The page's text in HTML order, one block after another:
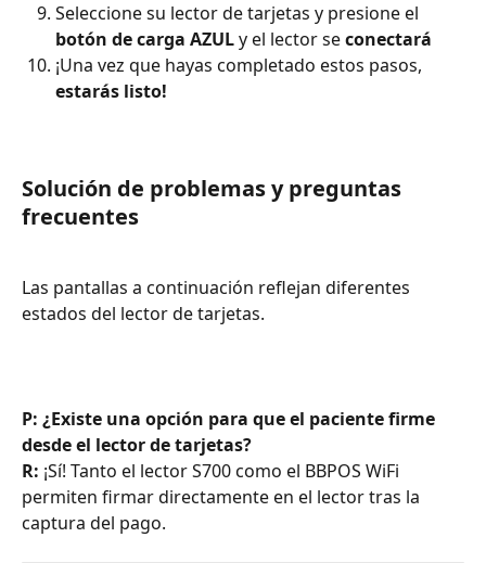
Seleccione su lector de tarjetas y presione el
botón de carga AZUL y el lector se conectará
¡Una vez que hayas completado estos pasos,
estarás listo!
Solución de problemas y preguntas
frecuentes
Las pantallas a continuación reflejan diferentes
estados del lector de tarjetas.
P: ¿Existe una opción para que el paciente firme
desde el lector de tarjetas?
R: ¡Sí! Tanto el lector S700 como el BBPOS WiFi
permiten firmar directamente en el lector tras la
captura del pago.